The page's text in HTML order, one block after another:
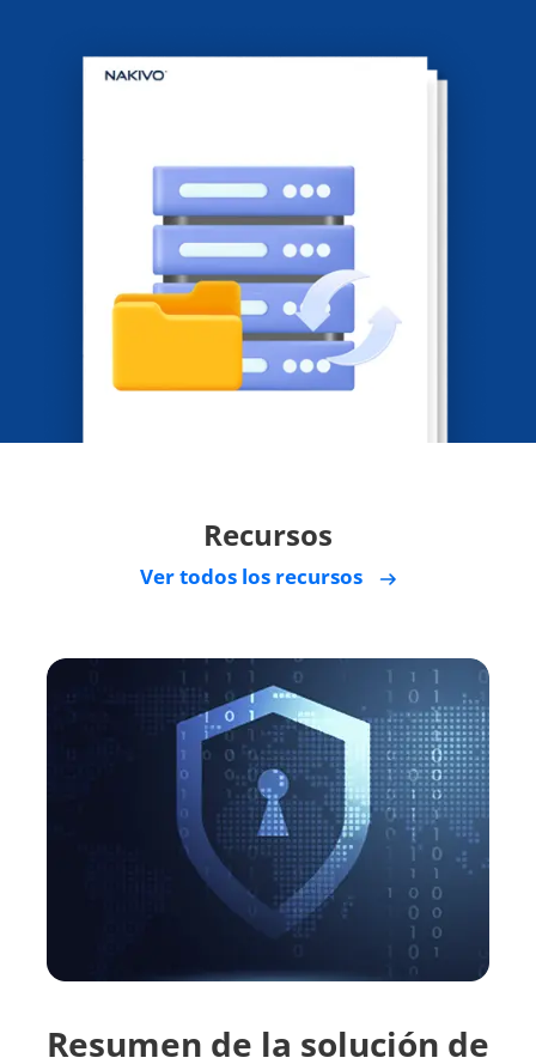
Recursos
Ver todos los recursos
Resumen de la solución de